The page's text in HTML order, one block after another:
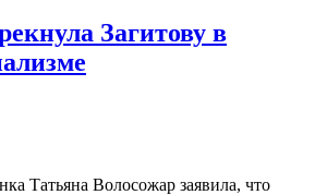
Загитову в
Татьяна Волосожар заявила, что